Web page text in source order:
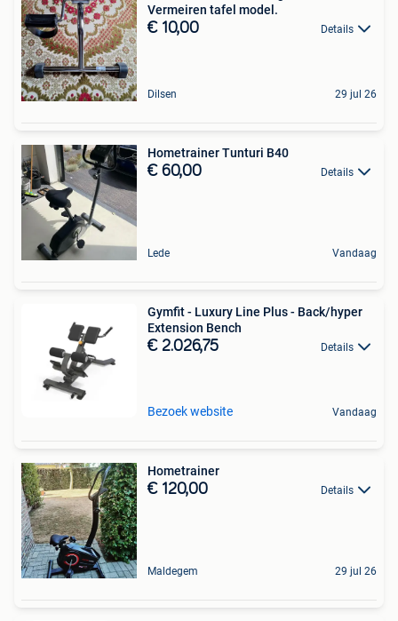
Vermeiren tafel model.
€ 10,00 Details
Dilsen 29 jul 26
Hometrainer Tunturi B40
€ 60,00 Details
Lede Vandaag
Gymfit - Luxury Line Plus - Back/hyper
Extension Bench
€ 2.026,75 Details
Bezoek website Vandaag
Hometrainer
€ 120,00 Details
Maldegem 29 jul 26